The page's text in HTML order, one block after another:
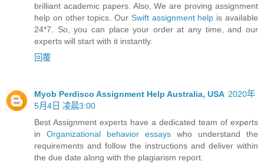
brilliant academic papers. Also, We are proving assignment
help on other topics. Our Swift assignment help is available
24*7. So, you can place your order at any time, and our
experts will start with it instantly.
回覆
Myob Perdisco Assignment Help Australia, USA 2020年
5月4日 凌晨3:00
Best Assignment experts have a dedicated team of experts
in Organizational behavior essays who understand the
requirements and follow the instructions and deliver within
the due date along with the plagiarism report.